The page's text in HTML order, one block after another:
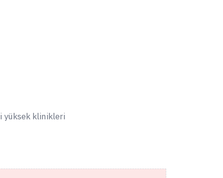
yüksek klinikleri